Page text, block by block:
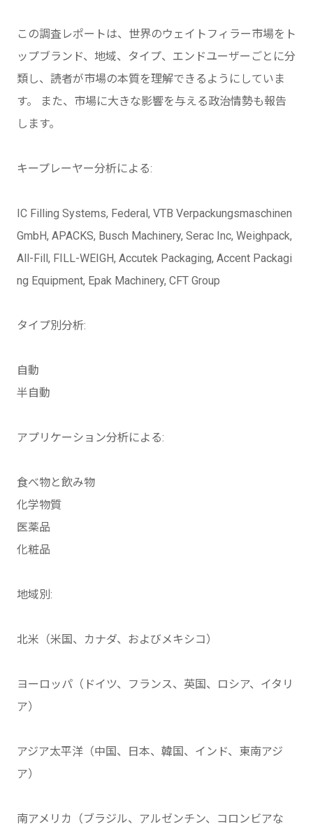
この調査レポートは、世界のウェイトフィラー市場をト
ップブランド、地域、タイプ、エンドユーザーごとに分
類し、読者が市場の本質を理解できるようにしていま
す。 また、市場に大きな影響を与える政治情勢も報告
します。
キープレーヤー分析による:
IC Filling Systems, Federal, VTB Verpackungsmaschinen
GmbH, APACKS, Busch Machinery, Serac Inc, Weighpack,
All-Fill, FILL-WEIGH, Accutek Packaging, Accent Packagi
ng Equipment, Epak Machinery, CFT Group
タイプ別分析:
自動
半自動
アプリケーション分析による:
食べ物と飲み物
化学物質
医薬品
化粧品
地域別:
北米（米国、カナダ、およびメキシコ）
ヨーロッパ（ドイツ、フランス、英国、ロシア、イタリ
ア）
アジア太平洋（中国、日本、韓国、インド、東南アジ
ア）
南アメリカ（ブラジル、アルゼンチン、コロンビアな